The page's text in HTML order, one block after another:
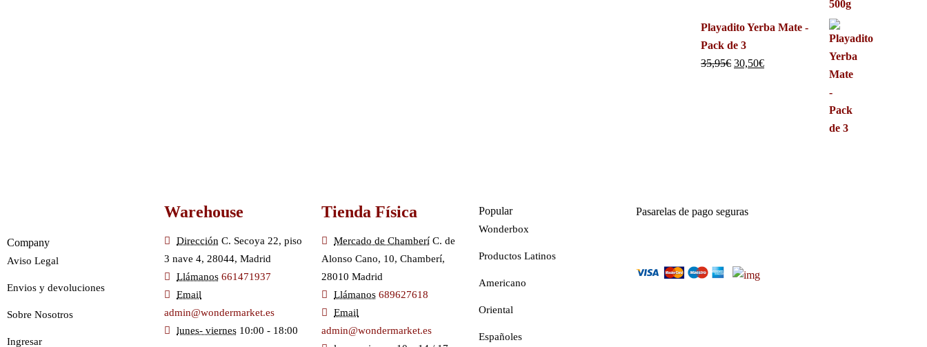
Playadito Yerba Mate -
Pack de 3
35,95€ 30,50€
Company
Aviso Legal
Envios y devoluciones
Sobre Nosotros
Ingresar
Warehouse
Dirección C. Secoya 22, piso
3 nave 4, 28044, Madrid
Llámanos 661471937
Email
admin@wondermarket.es
lunes- viernes 10:00 - 18:00
Tienda Física
Mercado de Chamberí C. de
Alonso Cano, 10, Chamberí,
28010 Madrid
Llámanos 689627618
Email
admin@wondermarket.es
Popular
Wonderbox
Productos Latinos
Americano
Oriental
Españoles
Pasarelas de pago seguras